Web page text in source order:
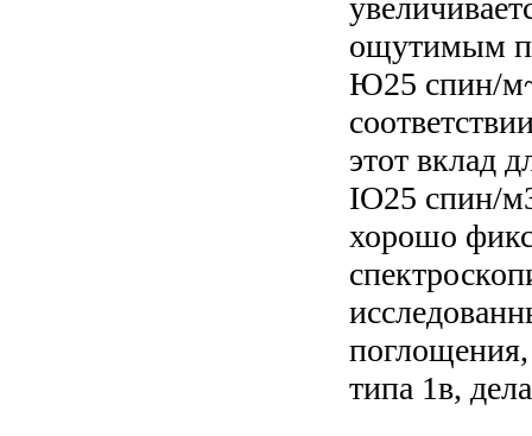
ощутимым
Ю25 спин/
этот вклад
IO25 спин/
хорошо
типа 1в,